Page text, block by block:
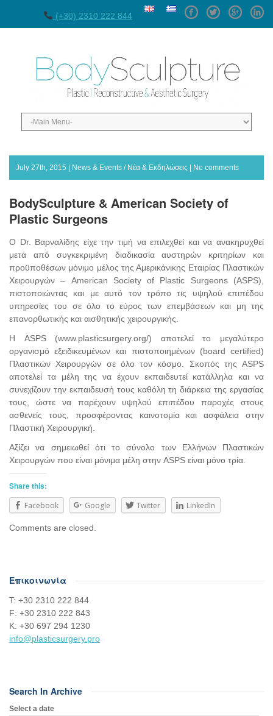
(+30) 2310 222 844
FacebookTwitterGPlus
July 27th, 2015 | News & Events / Νέα & Εκδηλώσεις | No comments
BodySculpture & American Society of
Plastic Surgeons
O Dr. Βαρναλίδης είχε την τιμή να επιλεχθεί και να ανακηρυχθεί
μετά από συγκεκριμένη διαδικασία αυστηρών κριτηρίων και
προϋποθέσων μόνιμο μέλος της Αμερικάνικης Εταιρίας Πλαστικών
Χειρουργών – American Society of Plastic Surgeons (ASPS),
πιστοποιώντας και με αυτό τον τρόπο τις υψηλού επιπέδου
υπηρεσίες του σε όλο το εύρος των επεμβάσεων και μη της
επανορθωτικής και αισθητικής χειρουργικής.
Η ASPS (www.plasticsurgery.org/) αποτελεί το μεγαλύτερο
οργανισμό εξειδικευμένων και πιστοποιημένων (board certified)
Πλαστικών Χειρουργών σε όλο τον κόσμο. Σκοπός της ASPS
αποτελεί τα μέλη της να έχουν εκπαιδευτεί κατάλληλα και να
συνεχίζουν την εκπαιδευσή τους καθόλη τη διάρκεια της εργασίας
τους, ώστε να παρέχουν υψηλού επιπέδου παροχές στους
ασθενείς τους, προσφέροντας καινοτομία και ασφάλεια στην
Πλαστική Χειρουργική.
Αξίζει να σημειωθεί ότι το σύνολο των Ελλήνων Πλαστικών
Χειρουργών που είναι μόνιμα μέλη στην ASPS είναι μόνο τρία.
Share this:
Facebook Google Twitter LinkedIn
Comments are closed.
Επικοινωνία
Τ: +30 2310 222 844
F: +30 2310 222 843
Κ: +30 697 294 1230
info@plasticsurgery.pro
Search In Archive
Select a date